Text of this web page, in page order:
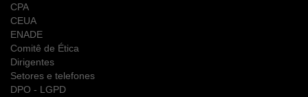
CPA
CEUA
ENADE
Comitê de Ética
Dirigentes
Setores e telefones
DPO - LGPD